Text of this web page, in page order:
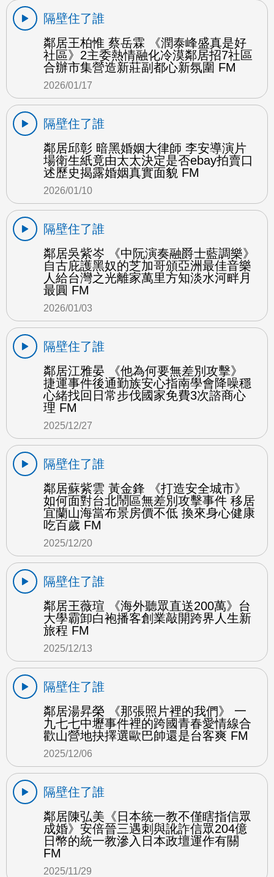
隔壁住了誰
鄰居王柏惟 蔡岳霖 《潤泰峰盛真是好
社區》2主委熱情融化冷漠鄰居招7社區
合辦市集營造新莊副都心新氛圍 FM
2026/01/17
隔壁住了誰
鄰居邱彰 暗黑婚姻大律師 李安導演片
場衛生紙竟由太太決定是否ebay拍賣口
述歷史揭露婚姻真實面貌 FM
2026/01/10
隔壁住了誰
鄰居吳紫岑 《中阮演奏融爵士藍調樂》
自古庇護黑奴的芝加哥頒亞洲最佳音樂
人給台灣之光離家萬里方知淡水河畔月
最圓 FM
2026/01/03
隔壁住了誰
鄰居江雅晏 《他為何要無差別攻擊》
捷運事件後通勤族安心指南學會降噪穩
心緒找回日常步伐國家免費3次諮商心
理 FM
2025/12/27
隔壁住了誰
鄰居蘇紫雲 黃金鋒 《打造安全城市》
如何面對台北鬧區無差別攻擊事件 移居
宜蘭山海當布景房價不低 換來身心健康
吃百歲 FM
2025/12/20
隔壁住了誰
鄰居王薇瑄 《海外聽眾直送200萬》台
大學霸卸白袍播客創業敲開跨界人生新
旅程 FM
2025/12/13
隔壁住了誰
鄰居湯昇榮 《那張照片裡的我們》 一
九七七中壢事件裡的跨國青春愛情線合
歡山營地抉擇選歐巴帥還是台客爽 FM
2025/12/06
隔壁住了誰
鄰居陳弘美《日本統一教不僅瞎指信眾
成婚》安倍晉三遇刺與訛詐信眾204億
日幣的統一教滲入日本政壇運作有關
FM
2025/11/29